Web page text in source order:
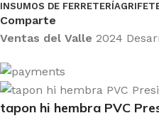
INSUMOS DE FERRETERÍA
Comparte
Ventas del Valle 2024
tapon hi hembra PVC